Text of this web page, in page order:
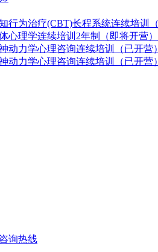
行为治疗(CBT)长程系统连续培训
心理学连续培训2年制（即将开营）
动力学心理咨询连续培训（已开营）
动力学心理咨询连续培训（已开营）
询热线